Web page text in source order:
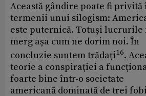
Această gândire poate fi privită
termenii unui silogism:
este puternică. Totuși lucrurile
merg așa cum ne dorim noi. În
concluzie suntem trădați16.
teorie a conspirației a
foarte bine într-o societate
americană dominată de trei